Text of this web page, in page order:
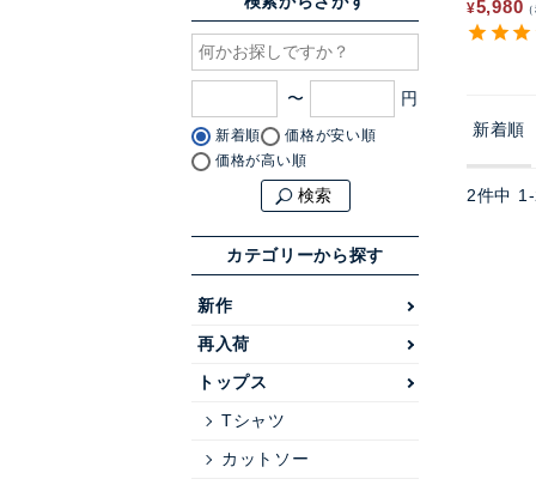
〜
新着順
価格が安い順
価格が高い順
検索
カテゴリーから探す
新作
再入荷
トップス
Tシャツ
カットソー
¥5,980
新着順
2件中 1 -